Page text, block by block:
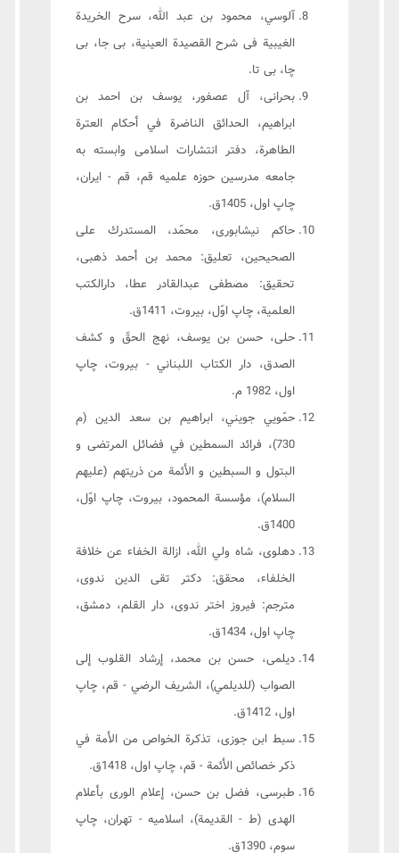
آلوسي، محمود بن عبد الله، سرح الخریدة
الغیبیة فی شرح القصیدة العینیة، بی جا، بی
چا، بی تا.
بحرانى، آل عصفور، يوسف بن احمد بن
ابراهيم، الحدائق الناضرة في أحكام العترة
الطاهرة، دفتر انتشارات اسلامى وابسته به
جامعه مدرسين حوزه علميه قم، قم - ايران،
چاپ اول، 1405ق.
حاكم نيشابورى، محمّد، المستدرك على
الصحيحين، تعليق: محمد بن أحمد ذهبى،
تحقيق: مصطفى عبدالقادر عطا، دارالكتب
العلمية، چاپ اوّل، بيروت، 1411ق.
حلى، حسن بن يوسف، نهج الحقّ و كشف
الصدق، دار الكتاب اللبناني - بيروت، چاپ
اول، 1982 م.
حمّويي جويني، ابراهيم بن سعد الدين (م
730)، فرائد السمطين في فضائل المرتضى و
البتول و السبطين و الأئمة من ذريتهم (عليهم
السلام)، مؤسسة المحمود، بيروت، چاپ اوّل،
1400ق.
دهلوی، شاه ولي الله، ازالة الخفاء عن خلافة
الخلفاء، محقق: دکتر تقی الدین ندوی،
مترجم: فیروز اختر ندوی، دار القلم، دمشق،
چاپ اول، 1434ق.
‏ديلمى، حسن بن محمد، إرشاد القلوب إلى
الصواب (للديلمي)، الشريف الرضي - قم، چاپ
اول، 1412ق.
سبط ابن جوزى، تذكرة الخواص من الأمة في
ذكر خصائص الأئمة - قم، چاپ اول، 1418ق.
طبرسى، فضل بن حسن، إعلام الورى بأعلام
الهدى (ط - القديمة)، اسلاميه - تهران، چاپ
سوم، 1390ق.